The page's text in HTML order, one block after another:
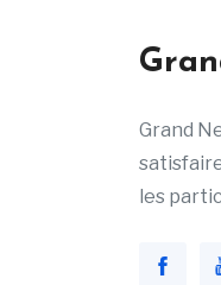
Grand
les